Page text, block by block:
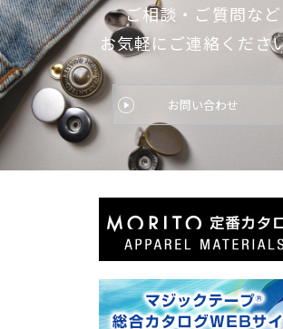
ご相談・ご質問など
お気軽にご連絡くださ
お問い合わせ